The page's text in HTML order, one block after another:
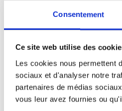
Consentement
Ce site web utilise des
Les cookies nous permettent
sociaux et d'analyser notre
partenaires de médias
vous leur avez fournies ou
fauteuil roulant
ami ou parent si
Habillez-vous en
Porter plusieurs
l’extérieur à
pluie. Couvrez-
utilisez un fauteuil